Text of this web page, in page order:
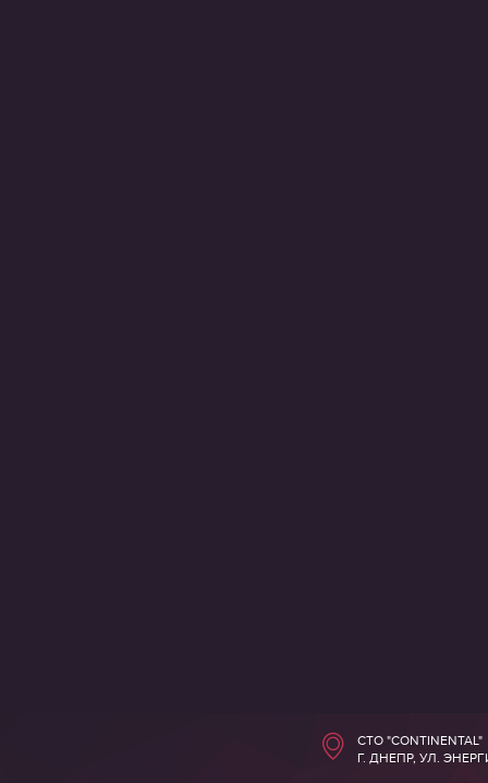
СТО "CONTINENTAL"
Г. ДНЕПР, УЛ.